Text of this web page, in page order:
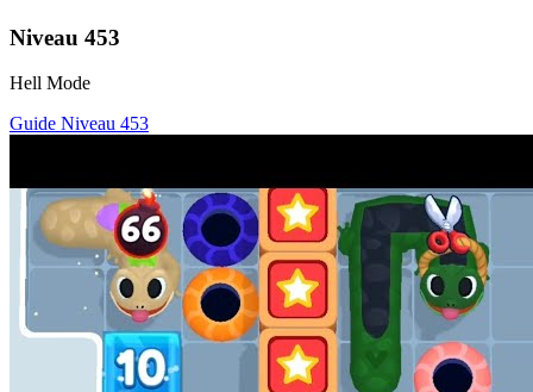
Niveau 453
Hell Mode
Guide Niveau 453